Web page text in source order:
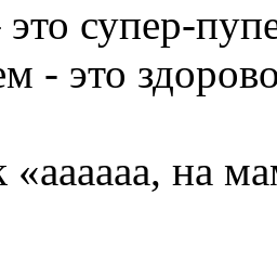
супер-
- это
«аааааа, на